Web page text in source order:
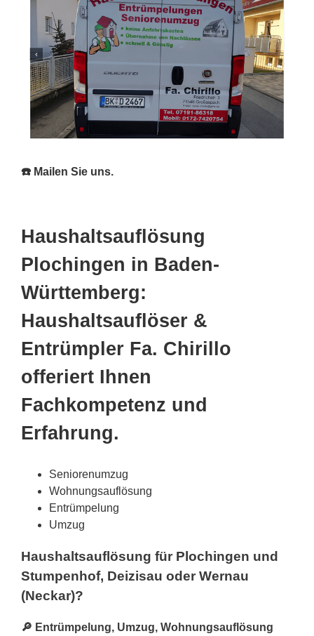
☎️ Mailen Sie uns.
Haushaltsauflösung
Plochingen in Baden-
Württemberg:
Haushaltsauflöser &
Entrümpler Fa. Chirillo
offeriert Ihnen
Fachkompetenz und
Erfahrung.
Seniorenumzug
Wohnungsauflösung
Entrümpelung
Umzug
Haushaltsauflösung für Plochingen und
Stumpenhof, Deizisau oder Wernau
(Neckar)?
🔎 Entrümpelung, Umzug, Wohnungsauflösung